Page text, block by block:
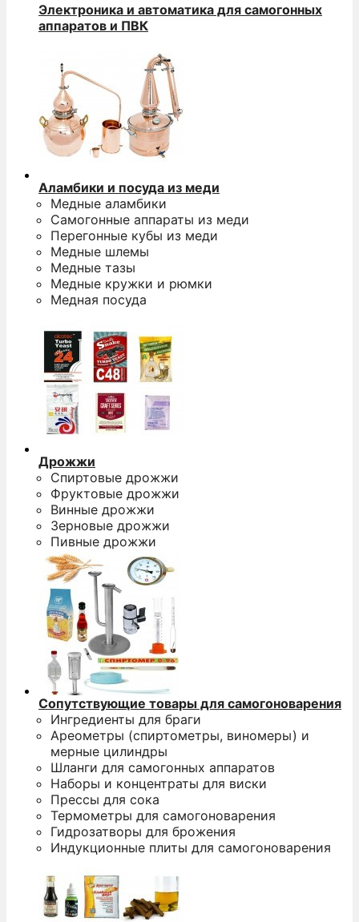
Электроника и автоматика для самогонных
аппаратов и ПВК
Аламбики и посуда из меди
Медные аламбики
Самогонные аппараты из меди
Перегонные кубы из меди
Медные шлемы
Медные тазы
Медные кружки и рюмки
Медная посуда
Дрожжи
Спиртовые дрожжи
Фруктовые дрожжи
Винные дрожжи
Зерновые дрожжи
Пивные дрожжи
Сопутствующие товары для самогоноварения
Ингредиенты для браги
Ареометры (спиртометры, виномеры) и
мерные цилиндры
Шланги для самогонных аппаратов
Наборы и концентраты для виски
Прессы для сока
Термометры для самогоноварения
Гидрозатворы для брожения
Индукционные плиты для самогоноварения